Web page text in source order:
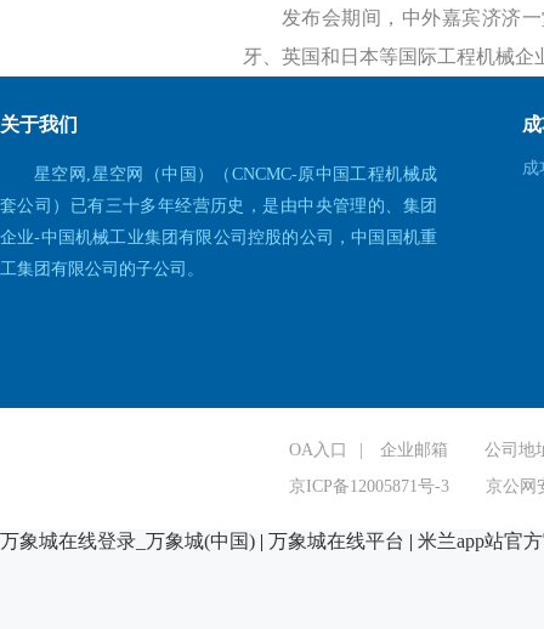
发布会期间，中外嘉宾济济
牙、英国和日本等国际工程机械
关于我们
星空网,星空网（中国）（CNCMC-原中国工程机械成
套公司）已有三十多年经营历史，是由中央管理的、集团
企业-中国机械工业集团有限公司控股的公司，中国国机重
工集团有限公司的子公司。
成
OA入口 企业邮箱
公司地
京ICP备12005871号-3
京公网
万象城在线登录_万象城(中国) | 万象城在线平台 | 米兰app站官